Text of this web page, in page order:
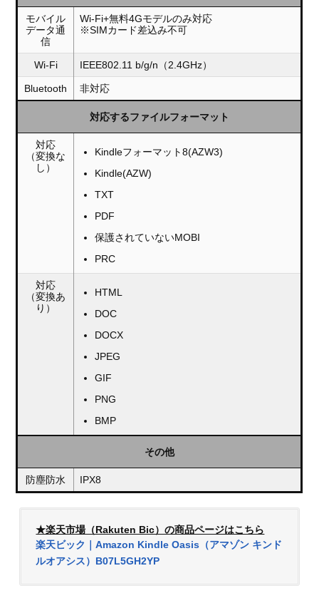
モバイル
データ通
信
Wi-Fi+無料4Gモデルのみ対応
※SIMカード差込み不可
Wi-Fi IEEE802.11 b/g/n（2.4GHz）
Bluetooth 非対応
対応するファイルフォーマット
対応
（変換な
し）
Kindleフォーマット8(AZW3)
Kindle(AZW)
TXT
PDF
保護されていないMOBI
PRC
対応
（変換あ
り）
HTML
DOC
DOCX
JPEG
GIF
PNG
BMP
その他
防塵防水 IPX8
★楽天市場（Rakuten Bic）の商品ページはこちら
楽天ビック｜Amazon Kindle Oasis（アマゾン キンド
ルオアシス）B07L5GH2YP